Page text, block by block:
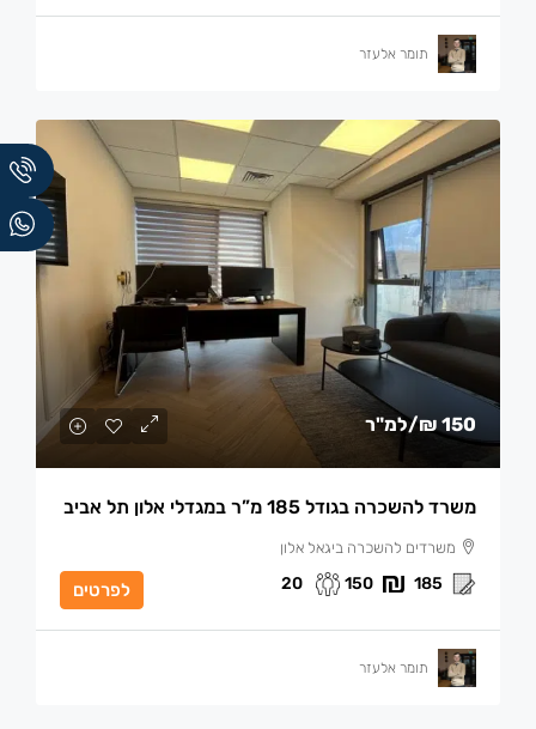
תומר אלעזר
150 ₪ /למ"ר
משרד להשכרה בגודל 185 מ”ר במגדלי אלון תל אביב
משרדים להשכרה ביגאל אלון
185
150
20 לפרטים
תומר אלעזר